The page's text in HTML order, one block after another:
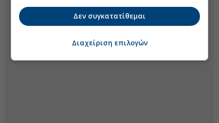
Δεν συγκατατίθεμαι
Διαχείριση επιλογών